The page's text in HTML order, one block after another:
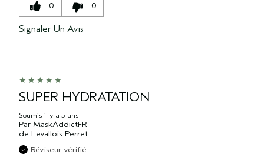
0 0
Signaler Un Avis
SUPER HYDRATATION
Soumis il y a 5 ans
Par MaskAddictFR
de Levallois Perret
Réviseur vérifié